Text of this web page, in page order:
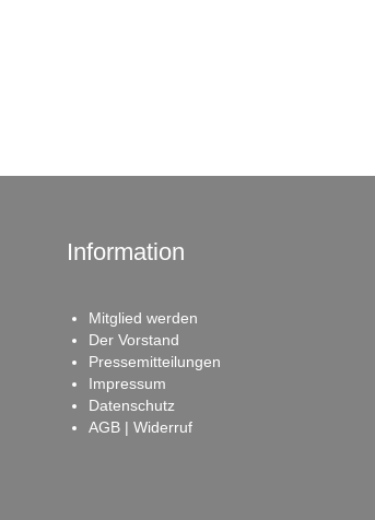
Information
Mitglied werden
Der Vorstand
Pressemitteilungen
Impressum
Datenschutz
AGB | Widerruf